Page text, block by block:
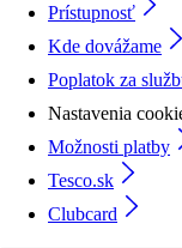
Prístupnosť
Kde dovážame
Poplatok za
Nastavenia
Možnosti platby
Tesco.sk
Clubcard